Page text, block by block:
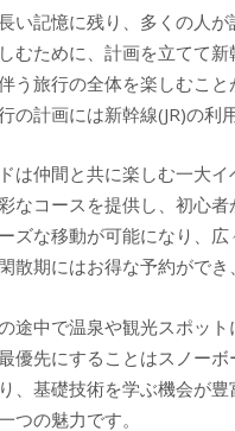
い記憶に残り、多くの人
むために、計画を立てて
う旅行の全体を楽しむこ
の計画には新幹線(JR)の利
は仲間と共に楽しむ一大
なコースを提供し、初心
ズな移動が可能になり、
散期にはお得な予約ができ
途中で温泉や観光スポッ
優先にすることはスノー
、基礎技術を学ぶ機会が
つの魅力です。